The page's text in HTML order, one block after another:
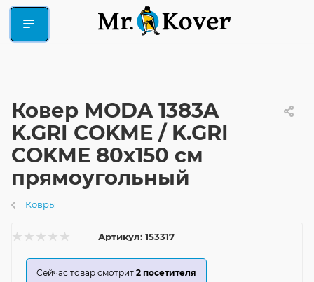
Ковер MODA 1383A
K.GRI COKME / K.GRI
COKME 80x150 см
прямоугольный
Ковры
Артикул: 153317
Сейчас товар смотрит 2 посетителя